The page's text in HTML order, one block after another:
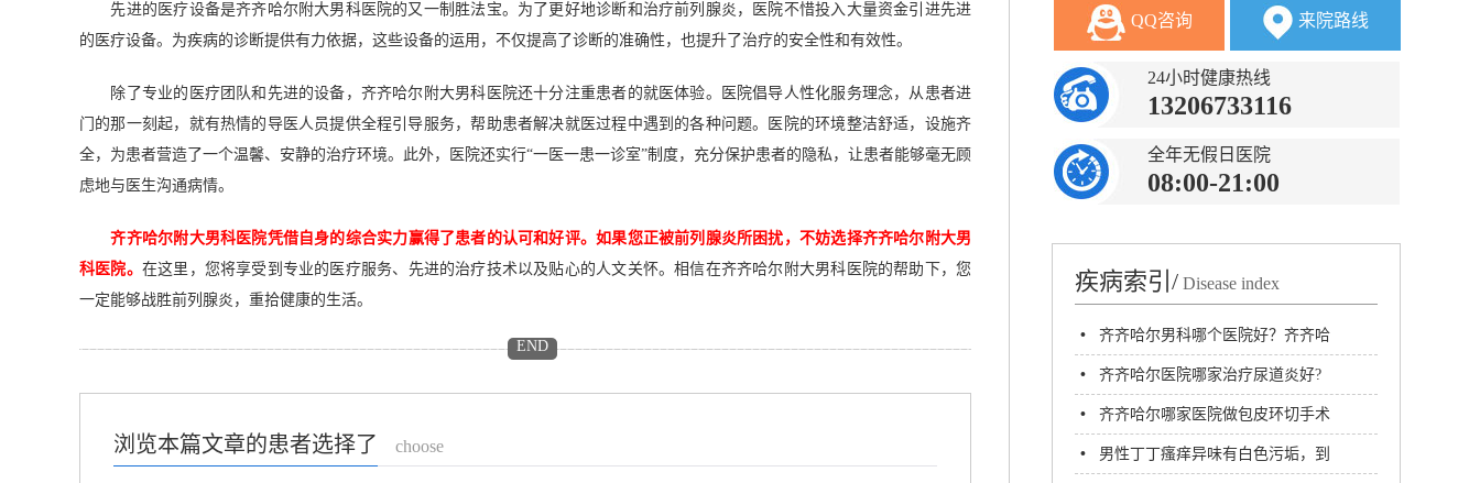
先进的医疗设备是齐齐哈尔附大男科医院的又一制胜法宝。为了更好地诊断和治疗前列腺炎，医院不惜投入大量资金引进先进
的医疗设备。为疾病的诊断提供有力依据，这些设备的运用，不仅提高了诊断的准确性，也提升了治疗的安全性和有效性。
除了专业的医疗团队和先进的设备，齐齐哈尔附大男科医院还十分注重患者的就医体验。医院倡导人性化服务理念，从患者进
门的那一刻起，就有热情的导医人员提供全程引导服务，帮助患者解决就医过程中遇到的各种问题。医院的环境整洁舒适，设施齐
全，为患者营造了一个温馨、安静的治疗环境。此外，医院还实行“一医一患一诊室”制度，充分保护患者的隐私，让患者能够毫无顾
虑地与医生沟通病情。
齐齐哈尔附大男科医院凭借自身的综合实力赢得了患者的认可和好评。如果您正被前列腺炎所困扰，不妨选择齐齐哈尔附大男
科医院。 在这里，您将享受到专业的医疗服务、先进的治疗技术以及贴心的人文关怀。相信在齐齐哈尔附大男科医院的帮助下，您
一定能够战胜前列腺炎，重拾健康的生活。
END
浏览本篇文章的患者选择了 choose
QQ咨询 来院路线
24小时健康热线
13206733116
全年无假日医院
08:00-21:00
疾病索引/ Disease index
• 齐齐哈尔男科哪个医院好？齐齐哈
尔附大男科医院
• 齐齐哈尔医院哪家治疗尿道炎好?
• 齐齐哈尔哪家医院做包皮环切手术
好?齐齐哈尔附大男科医院
• ​男性丁丁瘙痒异味有白色污垢，到